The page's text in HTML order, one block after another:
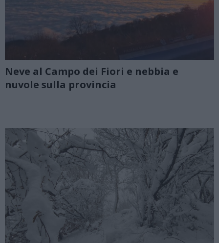
Neve al Campo dei Fiori e nebbia e
nuvole sulla provincia